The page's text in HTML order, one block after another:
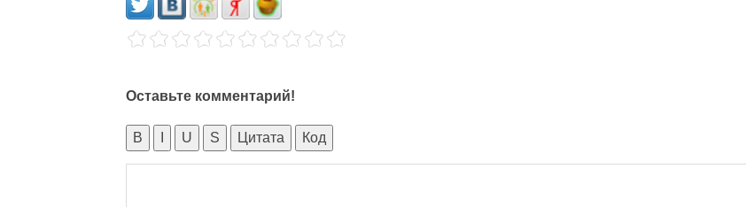
Оставьте комментарий!
B U S Цитата Код